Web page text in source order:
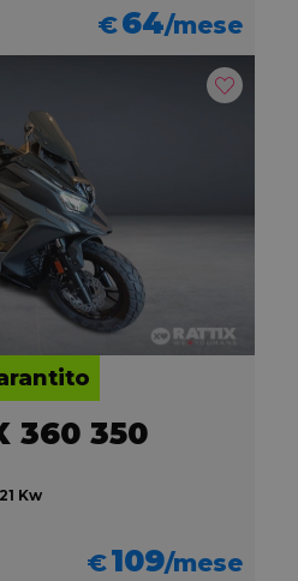
€64/mese
360 350
Kw
€109/mese